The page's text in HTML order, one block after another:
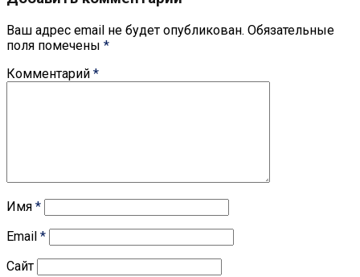
Ваш адрес email не будет опубликован. Обязательные
поля помечены *
Комментарий *
Имя *
Email *
Сайт